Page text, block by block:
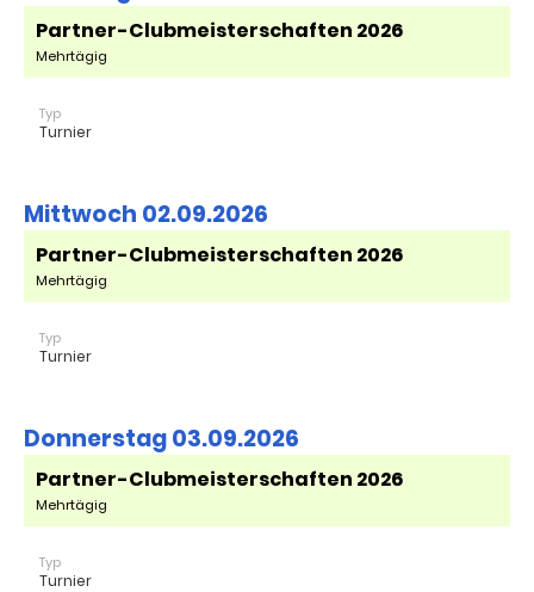
Partner-Clubmeisterschaften 2026
Mehrtägig
Typ
Turnier
Mittwoch 02.09.2026
Partner-Clubmeisterschaften 2026
Mehrtägig
Typ
Turnier
Donnerstag 03.09.2026
Partner-Clubmeisterschaften 2026
Mehrtägig
Typ
Turnier